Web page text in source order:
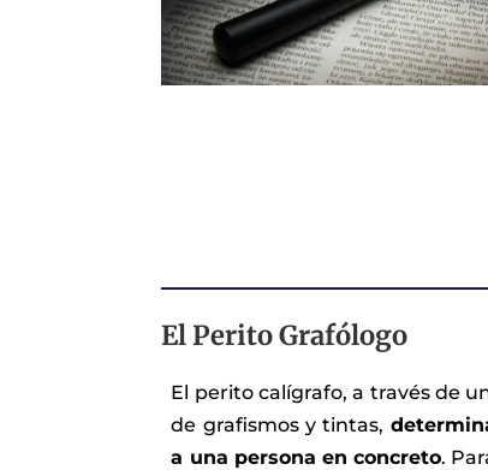
El Perito Grafólogo
El perito calígrafo, a través de
de grafismos y tintas,
a una persona en concreto.